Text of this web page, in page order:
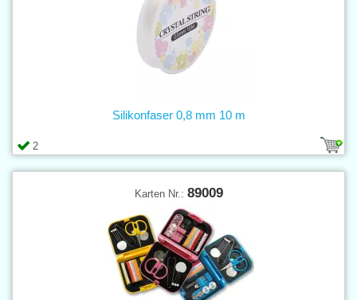
2
Silikonfaser 0,8 mm 10 m
Karten Nr.: 89009